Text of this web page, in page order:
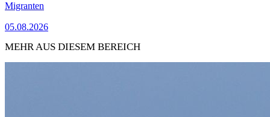
Migranten
05.08.2026
MEHR AUS DIESEM BEREICH